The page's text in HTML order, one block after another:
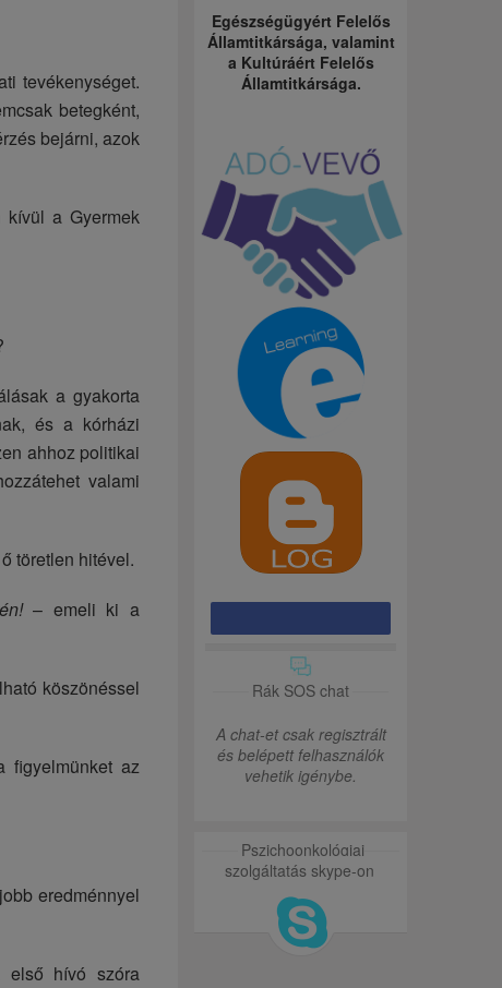
tevékenységet.
betegként,
bejárni, azok
kívül a Gyermek
a gyakorta
és a kórházi
ahhoz politikai
valami
töretlen hitével.
– emeli ki a
köszönéssel
figyelmünket az
eredménnyel
első hívó szóra
Egészségügyért Felelős
Államtitkársága, valamint
a Kultúráért Felelős
Államtitkársága.
Rák SOS chat
A chat-et csak regisztrált
és belépett felhasználók
vehetik igénybe.
Pszichoonkológiai
szolgáltatás skype-on